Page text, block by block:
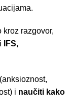
razgovor,
IFS,
i naučiti kako